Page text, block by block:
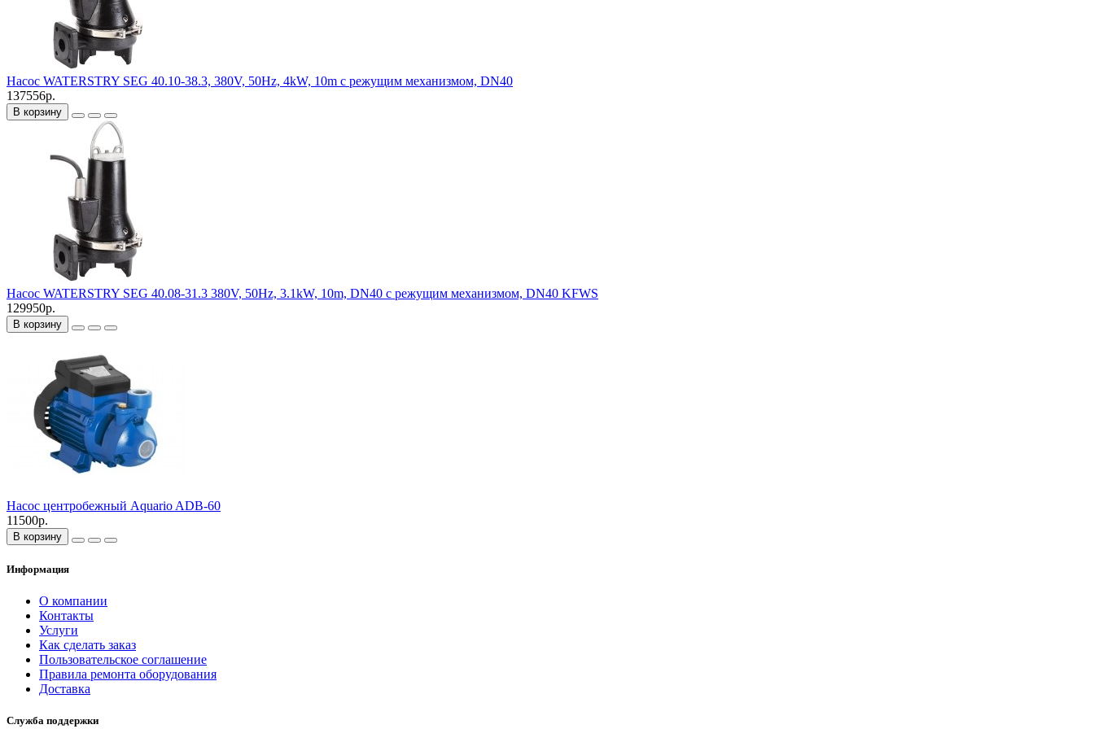
Насос WATERSTRY SEG 40.10-38.3, 380V, 50Hz, 4kW, 10m с режущим механизмом, DN40
137556р.
В корзину
Насос WATERSTRY SEG 40.08-31.3 380V, 50Hz, 3.1kW, 10m, DN40 с режущим механизмом, DN40 KFWS
129950р.
В корзину
Насос центробежный Aquario ADB-60
11500р.
В корзину
Информация
О компании
Контакты
Услуги
Как сделать заказ
Пользовательское соглашение
Правила ремонта оборудования
Доставка
Служба поддержки